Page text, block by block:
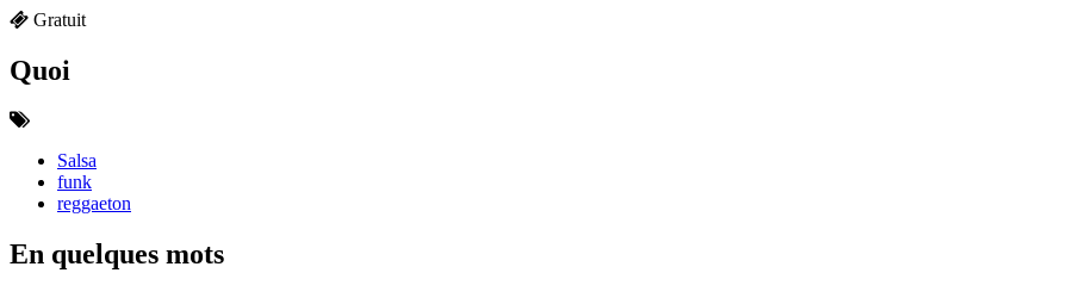
Gratuit
Quoi
Salsa
funk
reggaeton
En quelques mots